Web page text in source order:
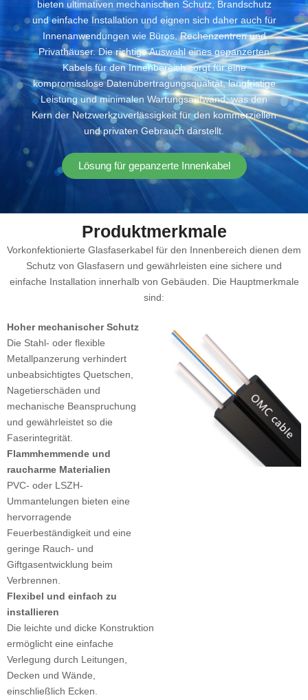
bieten ultimativen mechanischen Schutz, Brandschutz
und einfache Installation und eignen sich daher auch für
Innenanwendungen wie Büros, Rechenzentren und
Privathäuser. Die richtige Auswahl eines gepanzerten
Kabels für den Innenbereich sorgt für eine
kompromisslose Datenübertragungsqualität, langfristige
Leistung und minimalen Wartungsaufwand, was den
Kern der Netzwerkzuverlässigkeit für den kommerziellen
und privaten Gebrauch darstellt.
Lösung für gepanzerte Innenkabel
Produktmerkmale
Vorkonfektionierte Glasfaserkabel für den Innenbereich dienen dem
Schutz von Glasfasern und gewährleisten eine sichere und
einfache Installation innerhalb von Gebäuden. Die Hauptmerkmale
sind:
Hoher mechanischer Schutz
Die Stahl- oder flexible
Metallpanzerung verhindert
unbeabsichtigtes Quetschen,
Nagetierschäden und
mechanische Beanspruchung
und gewährleistet so die
Faserintegrität.
Flammhemmende und
raucharme Materialien
PVC- oder LSZH-
Ummantelungen bieten eine
hervorragende
Feuerbeständigkeit und eine
geringe Rauch- und
Giftgasentwicklung beim
Verbrennen.
Flexibel und einfach zu
installieren
Die leichte und dicke Konstruktion
ermöglicht eine einfache
Verlegung durch Leitungen,
Decken und Wände,
einschließlich Ecken.